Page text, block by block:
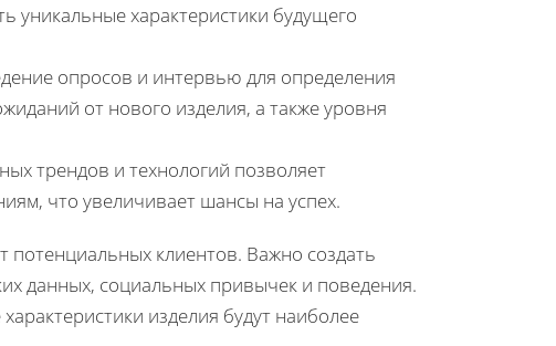
уникальные характеристики будущего
опросов и интервью для определения
от нового изделия, а также уровня
трендов и технологий позволяет
что увеличивает шансы на успех.
потенциальных клиентов. Важно создать
данных, социальных привычек и поведения.
изделия будут наиболее